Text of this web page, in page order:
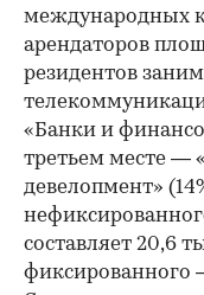
международных
арендаторов
резидентов
«Банки и
третьем месте —
девелопмент»
составляет 20,6
фиксированного